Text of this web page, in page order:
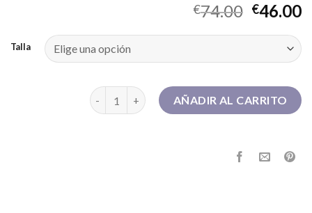
€74.00 €46.00
Talla
botas negras mujer cantidadAÑADIR AL CARRITO